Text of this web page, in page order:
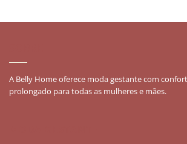
A Belly Home oferece moda gestante com
prolongado para todas as mulheres e mães.